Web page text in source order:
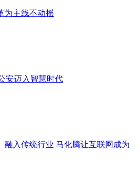
为主线不动摇
安迈入智慧时代
融入传统行业 马化腾让互联网成为